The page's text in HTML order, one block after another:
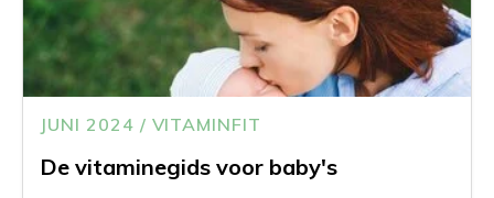
JUNI 2024 / VITAMINFIT
De vitaminegids voor baby's